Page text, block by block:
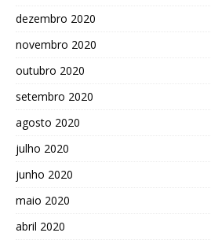
dezembro 2020
novembro 2020
outubro 2020
setembro 2020
agosto 2020
julho 2020
junho 2020
maio 2020
abril 2020